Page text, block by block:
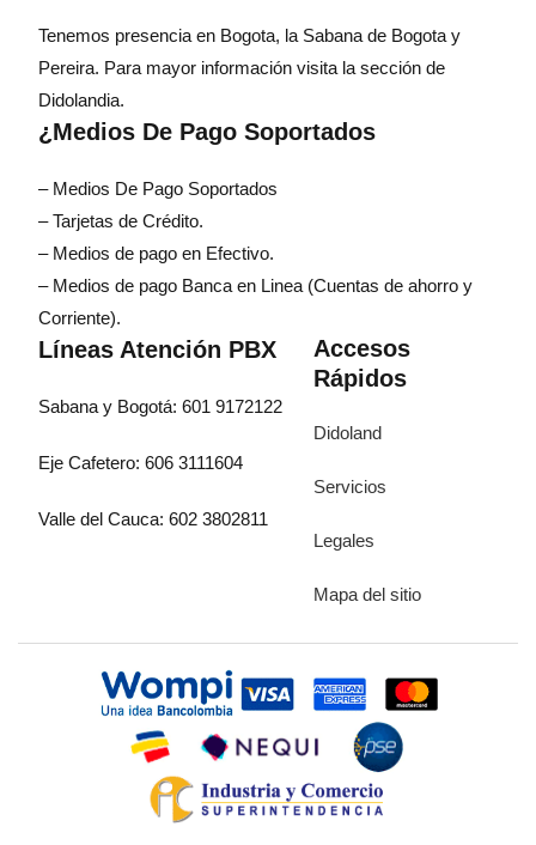
Tenemos presencia en Bogota, la Sabana de Bogota y
Pereira. Para mayor información visita la sección de
Didolandia.
¿Medios De Pago Soportados
– Medios De Pago Soportados
– Tarjetas de Crédito.
– Medios de pago en Efectivo.
– Medios de pago Banca en Linea (Cuentas de ahorro y
Corriente).
Líneas Atención PBX
Sabana y Bogotá: 601 9172122
Eje Cafetero: 606 3111604
Valle del Cauca: 602 3802811
Accesos
Rápidos
Didoland
Servicios
Legales
Mapa del sitio